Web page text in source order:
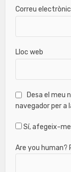
Correu
Lloc web
Desa el meu
navegador per a
Sí, afegeix-
Are you human?